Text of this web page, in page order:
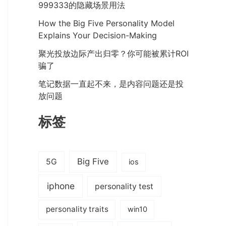
999333的隐藏场景用法
How the Big Five Personality Model
Explains Your Decision-Making
聚光投放边际产出归零？你可能被累计ROI
骗了
笔记数据一直起不来，是内容问题还是投
放问题
标签
5G Big Five ios
iphone personality test
personality traits win10